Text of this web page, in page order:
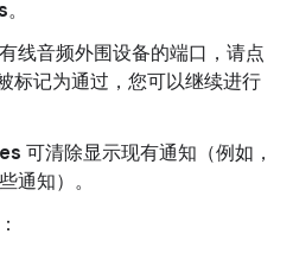
。
线音频外围设备的端口，请点
标记为通过，您可以继续进行
可清除显示现有通知（例如，
通知）。